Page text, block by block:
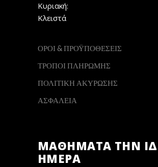
Κυριακή:
Κλειστά
ΟΡΟΙ & ΠΡΟΫΠΟΘΕΣΕΙΣ
ΤΡΟΠΟΙ ΠΛΗΡΩΜΗΣ
ΠΟΛΙΤΙΚΗ ΑΚΥΡΩΣΗΣ
ΑΣΦΑΛΕΙΑ
ΜΑΘΗΜΑΤΑ ΤΗΝ
ΗΜΕΡΑ